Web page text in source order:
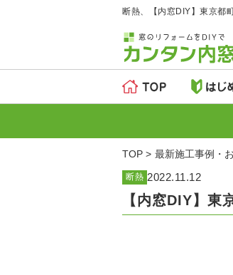
断熱、【内窓DIY】東京都
TOP 最新施工事例・
断熱 2022.11.12
【内窓DIY】東